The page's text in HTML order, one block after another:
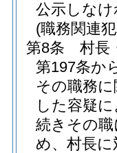
公示しな
(職務関連
第8条
村長
第197条か
その職務
した容疑
続きその
め、村長